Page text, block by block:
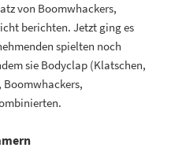
von Boomwhackers,
berichten. Jetzt ging es
spielten noch
sie Bodyclap (Klatschen,
Boomwhackers,